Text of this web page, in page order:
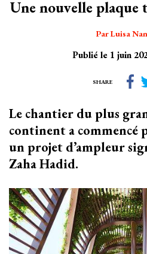
Une nouvelle plaque
Par Luisa
Publié le 1 juin
SHARE
Le chantier du plus
continent a commencé
un projet d’ampleur
Zaha Hadid.